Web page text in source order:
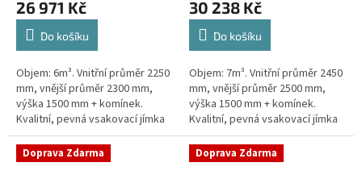
26 971 Kč
Do košíku
Objem: 6m³. Vnitřní průměr 2250
mm, vnější průměr 2300 mm,
výška 1500 mm + komínek.
Kvalitní, pevná vsakovací jímka
(nádrž) bez potřeby
obetonování Průměr přítoku a
odtoku +...
30 238 Kč
Do košíku
Objem: 7m³. Vnitřní průměr 2450
mm, vnější průměr 2500 mm,
výška 1500 mm + komínek.
Kvalitní, pevná vsakovací jímka
(nádrž) bez potřeby
obetonování Průměr přítoku a
odtoku +...
Doprava Zdarma Doprava Zdarma